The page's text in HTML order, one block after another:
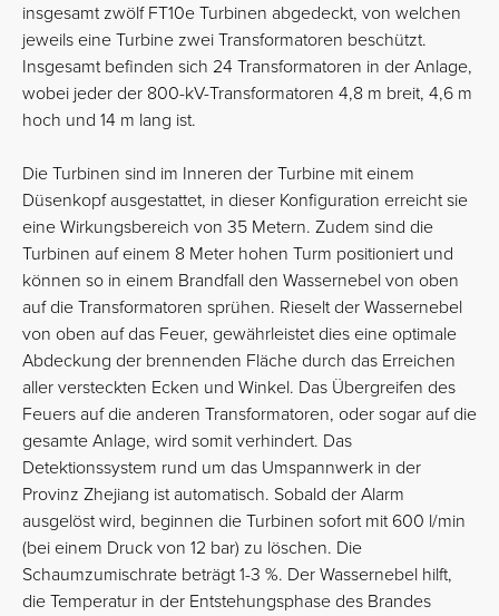
insgesamt zwölf FT10e Turbinen abgedeckt, von welchen
jeweils eine Turbine zwei Transformatoren beschützt.
Insgesamt befinden sich 24 Transformatoren in der Anlage,
wobei jeder der 800-kV-Transformatoren 4,8 m breit, 4,6 m
hoch und 14 m lang ist.
Die Turbinen sind im Inneren der Turbine mit einem
Düsenkopf ausgestattet, in dieser Konfiguration erreicht sie
eine Wirkungsbereich von 35 Metern. Zudem sind die
Turbinen auf einem 8 Meter hohen Turm positioniert und
können so in einem Brandfall den Wassernebel von oben
auf die Transformatoren sprühen. Rieselt der Wassernebel
von oben auf das Feuer, gewährleistet dies eine optimale
Abdeckung der brennenden Fläche durch das Erreichen
aller versteckten Ecken und Winkel. Das Übergreifen des
Feuers auf die anderen Transformatoren, oder sogar auf die
gesamte Anlage, wird somit verhindert. Das
Detektionssystem rund um das Umspannwerk in der
Provinz Zhejiang ist automatisch. Sobald der Alarm
ausgelöst wird, beginnen die Turbinen sofort mit 600 l/min
(bei einem Druck von 12 bar) zu löschen. Die
Schaumzumischrate beträgt 1-3 %. Der Wassernebel hilft,
die Temperatur in der Entstehungsphase des Brandes